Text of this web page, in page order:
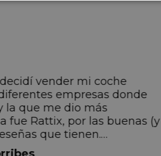
vender mi coche
empresas donde
la que me dio más
fue Rattix, por las buenas (y
que tienen.
la experiencia ha sido